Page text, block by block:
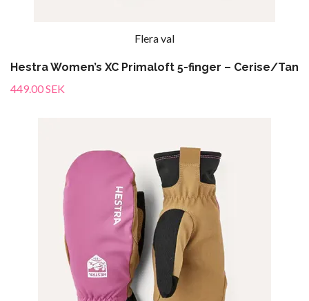
Flera val
Hestra Women’s XC Primaloft 5-finger – Cerise/Tan
449.00 SEK